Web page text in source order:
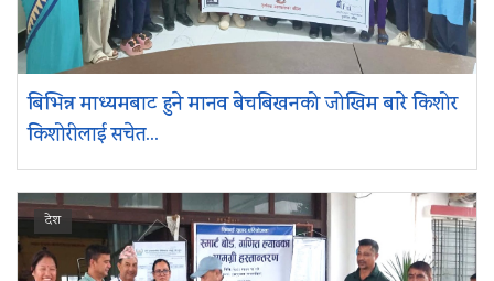
बिभिन्न माध्यमबाट हुने मानव बेचबिखनको जोखिम बारे किशोर
किशोरीलाई सचेत...
देश